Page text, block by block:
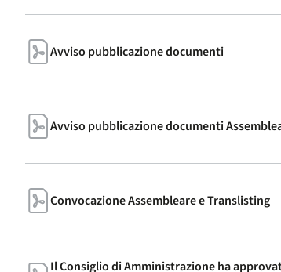
Avviso pubblicazione documenti
Avviso pubblicazione documenti
Convocazione Assembleare e Translisting
Il Consiglio di Amministrazione ha